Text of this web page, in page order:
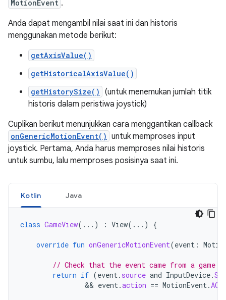
MotionEvent .
Anda dapat mengambil nilai saat ini dan historis
menggunakan metode berikut:
getAxisValue()
getHistoricalAxisValue()
getHistorySize()
(untuk menemukan jumlah titik
historis dalam peristiwa joystick)
Cuplikan berikut menunjukkan cara menggantikan callback
onGenericMotionEvent() untuk memproses input
joystick. Pertama, Anda harus memproses nilai historis
untuk sumbu, lalu memproses posisinya saat ini.
Kotlin Java
class GameView(...) : View(...) {
override fun onGenericMotionEvent(event :
// Check that the event came from a game
return if (event. source and InputDevice.
                &&
event.action == MotionEvent.